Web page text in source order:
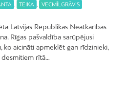
TEIKA VECMĪLGRĀVIS
Latvijas Republikas Neatkarības
Rīgas pašvaldība sarūpējusi
ko aicināti apmeklēt gan rīdzinieki,
desmitiem rītā…